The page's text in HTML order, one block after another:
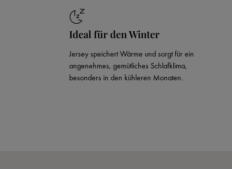
Ideal für den Winter
Jersey speichert Wärme und sorgt für ein
angenehmes, gemütliches Schlafklima,
besonders in den kühleren Monaten.